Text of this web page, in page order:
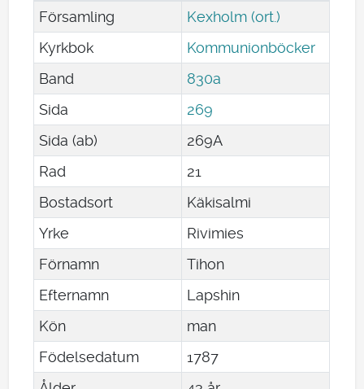
Församling
Kexholm (ort.)
Kyrkbok
Kommunionböcker
Band
830a
Sida
269
Sida (ab)
269A
Rad
21
Bostadsort
Käkisalmi
Yrke
Rivimies
Förnamn
Tihon
Efternamn
Lapshin
Kön
man
Födelsedatum
1787